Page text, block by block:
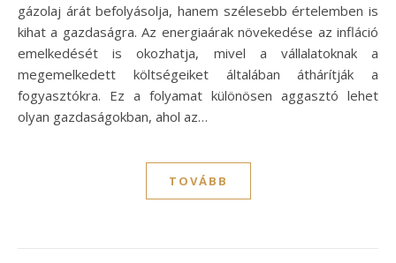
gázolaj árát befolyásolja, hanem szélesebb értelemben is
kihat a gazdaságra. Az energiaárak növekedése az infláció
emelkedését is okozhatja, mivel a vállalatoknak a
megemelkedett költségeiket általában áthárítják a
fogyasztókra. Ez a folyamat különösen aggasztó lehet
olyan gazdaságokban, ahol az…
TOVÁBB